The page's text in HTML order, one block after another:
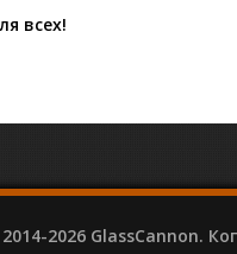
всех!
2026 GlassCannon.